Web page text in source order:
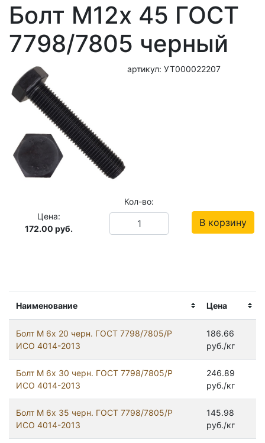
Наименование Цена
Болт М 6х 20 черн. ГОСТ 7798/7805/Р
ИСО 4014-2013
186.66
руб./кг
Болт М 6х 30 черн. ГОСТ 7798/7805/Р
ИСО 4014-2013
246.89
руб./кг
Болт М 6х 35 черн. ГОСТ 7798/7805/Р
ИСО 4014-2013
145.98
руб./кг
Болт М12x 45 ГОСТ
7798/7805 черный
артикул: УТ000022207
Цена:
172.00 руб.
Кол-во:
В корзину